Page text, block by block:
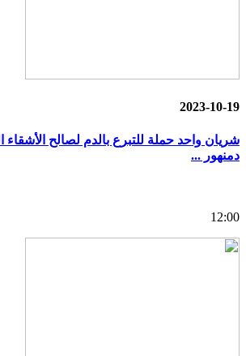
2023-10-19
شريان واحد حملة للتبرع بالدم لصالح الأشقاء
دمنهور ...
12:00